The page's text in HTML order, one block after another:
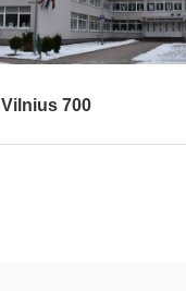
Vilnius 700